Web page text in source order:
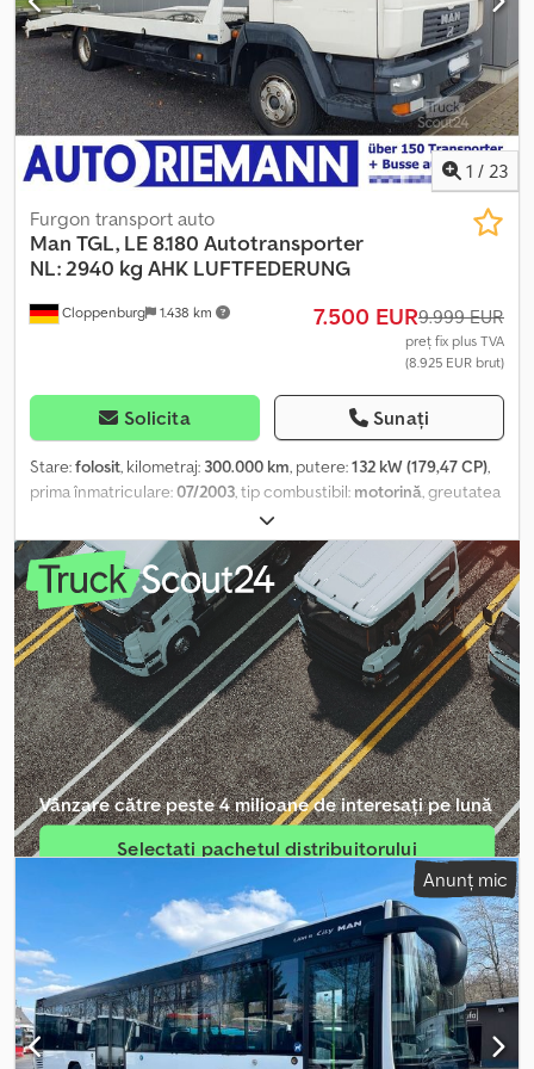
Uvbas Abksk ? 2x ferestre rabatabile ? 2 uși ? Rampă pentru scaun
cu rotile ? Anvelope față aprox. 50% ? Anvelope spate aprox. 50%
ITP nou posibil la cerere. Modificări și erori rezervate.
1 / 23
Cloppenburg 1.438 km
Furgon transport auto
Man TGL, LE 8.180 Autotransporter
NL: 2940 kg AHK LUFTFEDERUNG
7.500 EUR9.999 EUR
preț fix plus TVA
(8.925 EUR brut)
Solicita Sunați
Stare:folosit, kilometraj: 300.000 km, putere:132 kW (179,47 CP),
prima înmatriculare:07/2003, tip combustibil: motorină, greutatea
, greutatea maximă de încărcare:
greutate totală:7.490 kg, ampatament:4.250 mm, următoarea
inspecție (TÜV):08/2028 , frâne: retarder , culoare:
, clasă de
emisii:Euro 3, suspensie:aer, număr de locuri:3 , lungimea spațiului
de încărcare:6.300 mm, lățimea spațiului de încărcare:2.300 mm,
înălțime de construcție:
2.700 mm, lăţime de lucru:2.450 mm,
Dotări:ABS, airbag, cuplaj remorcă, pilot automat de viteză,
troliu cu cablu
, ATC până la 3,5 tone, cuplă de remorcare până la
3,5 tone, tahograf analogic, oglinzi exterioare încălzite electric,
geamuri electrice (partea dreaptă), trapă, sistem de control al
vitezei (tempomat), compartiment de depozitare exterior, roată
de rezervă cu pneuri pentru utilizare, anvelope de vară/iarnă,
radio, Bluetooth, sistem hands-free, CD player, suspensie
pneumatică, pachet de depozitare, scaun încălzit (partea
șoferului), turometru, airbag pentru șofer, sistem anti-blocare
(ABS), scaun cu suspensie pneumatică, scaune confortabile,
cotieră centrală, suport lombar, retarder, troliu electric (poate fi
deplasat lateral) cu telecomandă radio, reglare a înălțimii farurilor,
parasolar, lumini de gabarit, servodirecție, vehiculul a fost folosit
de noi timp de mulți ani, inspecție tehnică nouă, preț net 1.350
EUR + TVA, suprastructură pentru tractare și recuperare cu
rampe de încărcare, cârlig de remorcare pe platforma de
Vânzare către peste 4 milioane de interesați pe lună
Selectați pachetul distribuitorului
Creați anunț individual
Anunț mic